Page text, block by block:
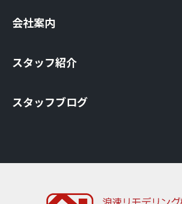
会社案内
スタッフ紹介
スタッフブログ